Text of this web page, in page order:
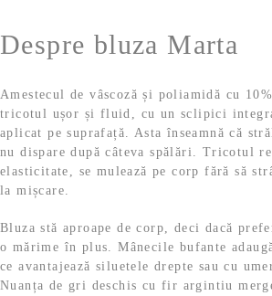
:
9
,
9
9
i
.
9
9
l
e
Despre bluza Marta
Amestecul de vâscoză și poliamidă cu
tricotul ușor și fluid, cu un sclipici
aplicat pe suprafață. Asta înseamnă că
nu dispare după câteva spălări. Tricotul
elasticitate, se mulează pe corp fără să
la mișcare.
Bluza stă aproape de corp, deci dacă
o mărime în plus. Mânecile bufante
ce avantajează siluetele drepte sau cu
Nuanța de gri deschis cu fir argintiu